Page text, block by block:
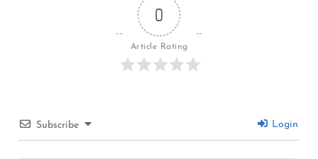
0
Article Rating
Subscribe Login